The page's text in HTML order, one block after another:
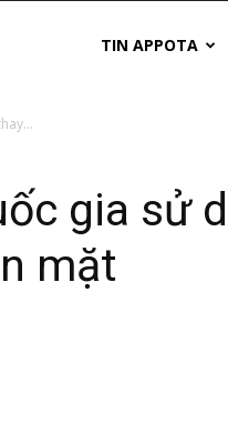
TIN APPOTA
gia sử
mặt